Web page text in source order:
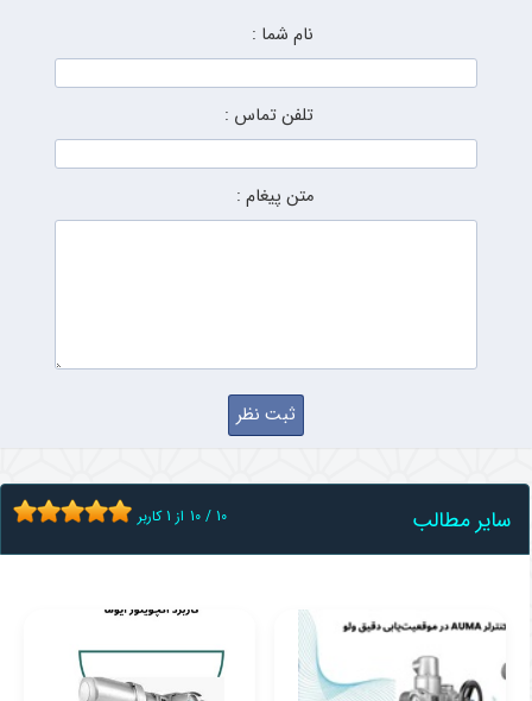
نام شما :
تلفن تماس :
متن پیغام :
سایر مطالب 10 / 10 از 1کاربر